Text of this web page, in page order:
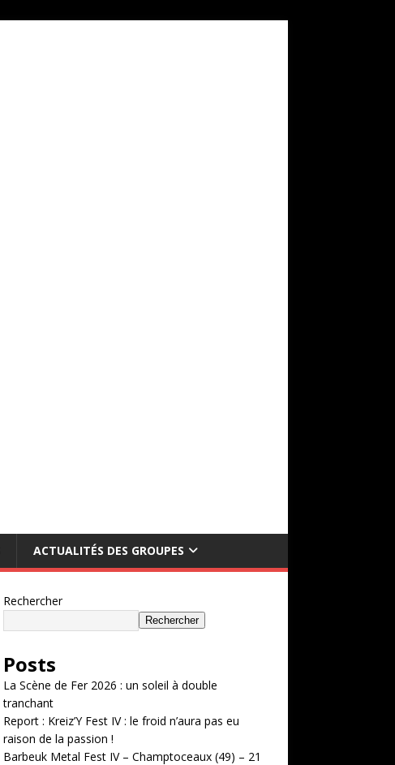
ACTUALITÉS DES GROUPES
Rechercher
Rechercher
Posts
La Scène de Fer 2026 : un soleil à double
tranchant
Report : Kreiz’Y Fest IV : le froid n’aura pas eu
raison de la passion !
Barbeuk Metal Fest IV – Champtoceaux (49) – 21